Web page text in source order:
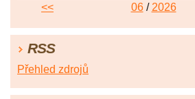
<< 06/ 2026
RSS
Přehled zdrojů